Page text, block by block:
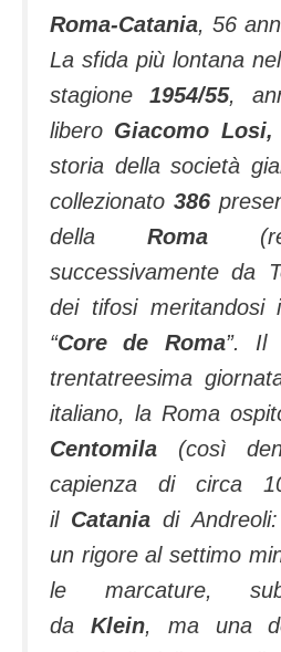
Roma-Catania, 56
La sfida più lontana
stagione 1954/55,
libero Giacomo
storia della società
collezionato 386
della Roma
successivamente da
dei tifosi meritandosi
“Core de Roma”.
trentatreesima
italiano, la Roma
Centomila (così
capienza di circa
il Cataniadi Andreoli:
un rigore al settimo
le marcature,
da Klein, ma una